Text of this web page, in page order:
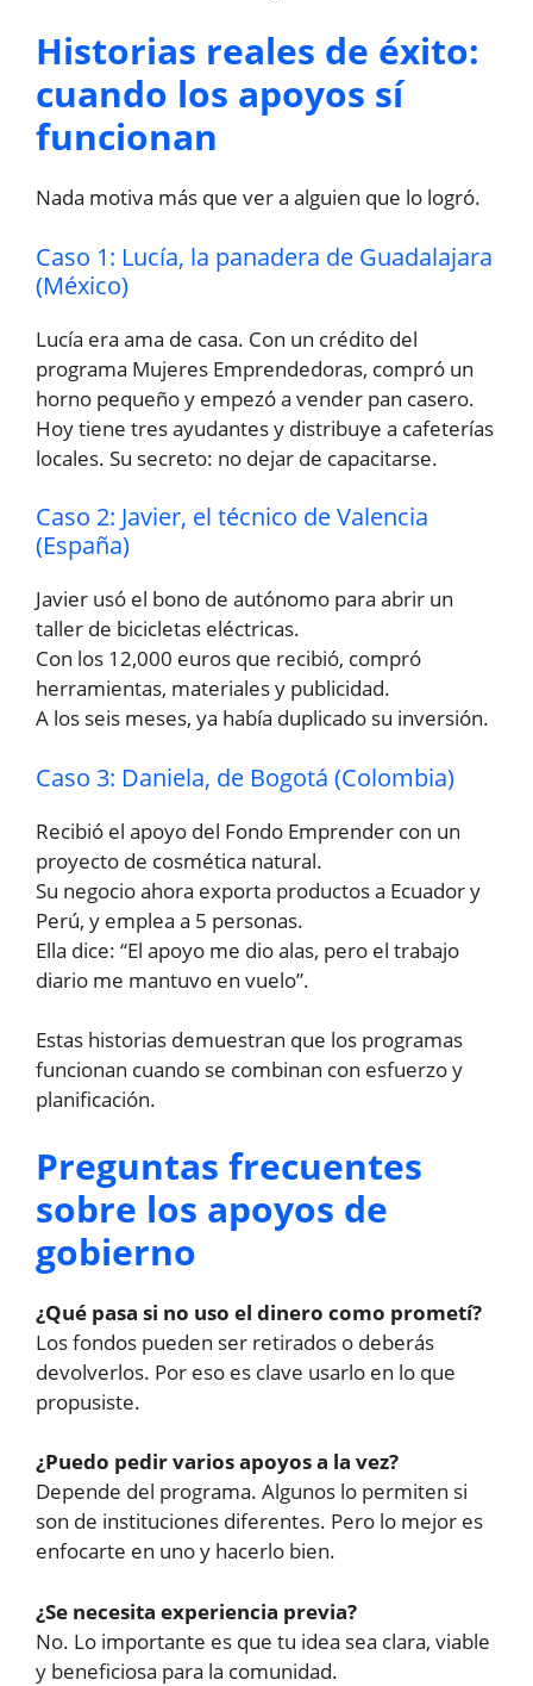
Historias reales de éxito:
cuando los apoyos sí
funcionan
Nada motiva más que ver a alguien que lo logró.
Caso 1: Lucía, la panadera de Guadalajara
(México)
Lucía era ama de casa. Con un crédito del
programa Mujeres Emprendedoras, compró un
horno pequeño y empezó a vender pan casero.
Hoy tiene tres ayudantes y distribuye a cafeterías
locales. Su secreto: no dejar de capacitarse.
Caso 2: Javier, el técnico de Valencia
(España)
Javier usó el bono de autónomo para abrir un
taller de bicicletas eléctricas.
Con los 12,000 euros que recibió, compró
herramientas, materiales y publicidad.
A los seis meses, ya había duplicado su inversión.
Caso 3: Daniela, de Bogotá (Colombia)
Recibió el apoyo del Fondo Emprender con un
proyecto de cosmética natural.
Su negocio ahora exporta productos a Ecuador y
Perú, y emplea a 5 personas.
Ella dice: “El apoyo me dio alas, pero el trabajo
diario me mantuvo en vuelo”.
Estas historias demuestran que los programas
funcionan cuando se combinan con esfuerzo y
planificación.
Preguntas frecuentes
sobre los apoyos de
gobierno
¿Qué pasa si no uso el dinero como prometí?
Los fondos pueden ser retirados o deberás
devolverlos. Por eso es clave usarlo en lo que
propusiste.
¿Puedo pedir varios apoyos a la vez?
Depende del programa. Algunos lo permiten si
son de instituciones diferentes. Pero lo mejor es
enfocarte en uno y hacerlo bien.
¿Se necesita experiencia previa?
No. Lo importante es que tu idea sea clara, viable
y beneficiosa para la comunidad.